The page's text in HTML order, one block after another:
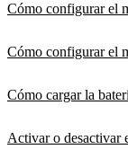
Cómo configurar el
Cómo configurar el
Cómo cargar la
Activar o desactivar